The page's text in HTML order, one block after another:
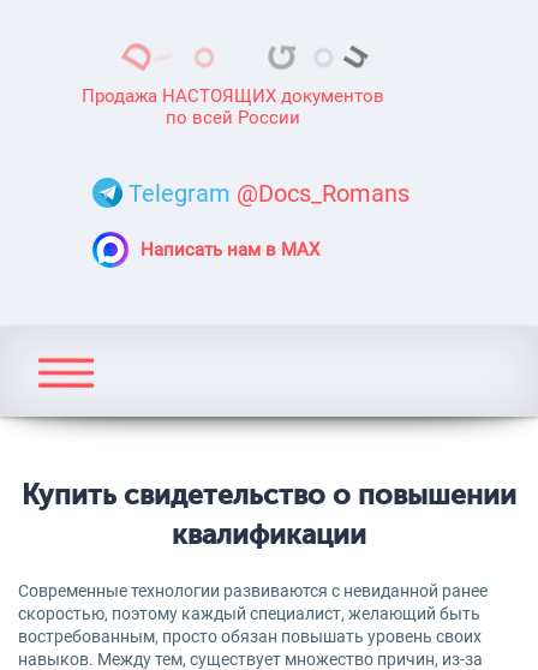
Продажа НАСТОЯЩИХ документов
по всей России
Telegram @Docs_Romans
Написать нам в MAX
Купить свидетельство о повышении
квалификации
Современные технологии развиваются с невиданной ранее
скоростью, поэтому каждый специалист, желающий быть
востребованным, просто обязан повышать уровень своих
навыков. Между тем, существует множество причин, из-за